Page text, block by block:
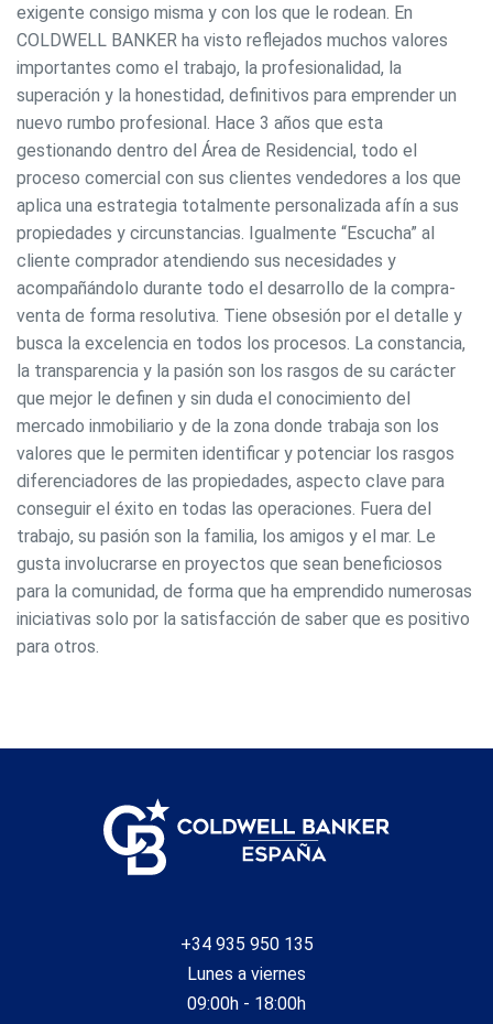
exigente consigo misma y con los que le rodean. En
COLDWELL BANKER ha visto reflejados muchos valores
importantes como el trabajo, la profesionalidad, la
superación y la honestidad, definitivos para emprender un
nuevo rumbo profesional. Hace 3 años que esta
gestionando dentro del Área de Residencial, todo el
proceso comercial con sus clientes vendedores a los que
aplica una estrategia totalmente personalizada afín a sus
propiedades y circunstancias. Igualmente “Escucha” al
cliente comprador atendiendo sus necesidades y
acompañándolo durante todo el desarrollo de la compra-
venta de forma resolutiva. Tiene obsesión por el detalle y
busca la excelencia en todos los procesos. La constancia,
la transparencia y la pasión son los rasgos de su carácter
que mejor le definen y sin duda el conocimiento del
mercado inmobiliario y de la zona donde trabaja son los
valores que le permiten identificar y potenciar los rasgos
diferenciadores de las propiedades, aspecto clave para
conseguir el éxito en todas las operaciones. Fuera del
trabajo, su pasión son la familia, los amigos y el mar. Le
gusta involucrarse en proyectos que sean beneficiosos
para la comunidad, de forma que ha emprendido numerosas
iniciativas solo por la satisfacción de saber que es positivo
para otros.
+34 935 950 135
Lunes a viernes
09:00h - 18:00h
Estas cookies son utilizadas para almacenar información
sobre las preferencias y elecciones personales del usuario
a través de la observación continuada de sus hábitos de
navegación. Gracias a ellas, podemos conocer los hábitos
de navegación en el sitio web y mostrar publicidad
relacionada con el perfil de navegación del usuario.